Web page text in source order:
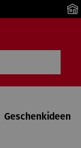
Geschenkideen